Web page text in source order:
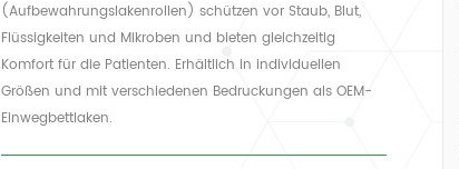
(Aufbewahrungslakenrollen) schützen vor Staub, Blut,
Flüssigkeiten und Mikroben und bieten gleichzeitig
Komfort für die Patienten. Erhältlich in individuellen
Größen und mit verschiedenen Bedruckungen als OEM-
Einwegbettlaken.